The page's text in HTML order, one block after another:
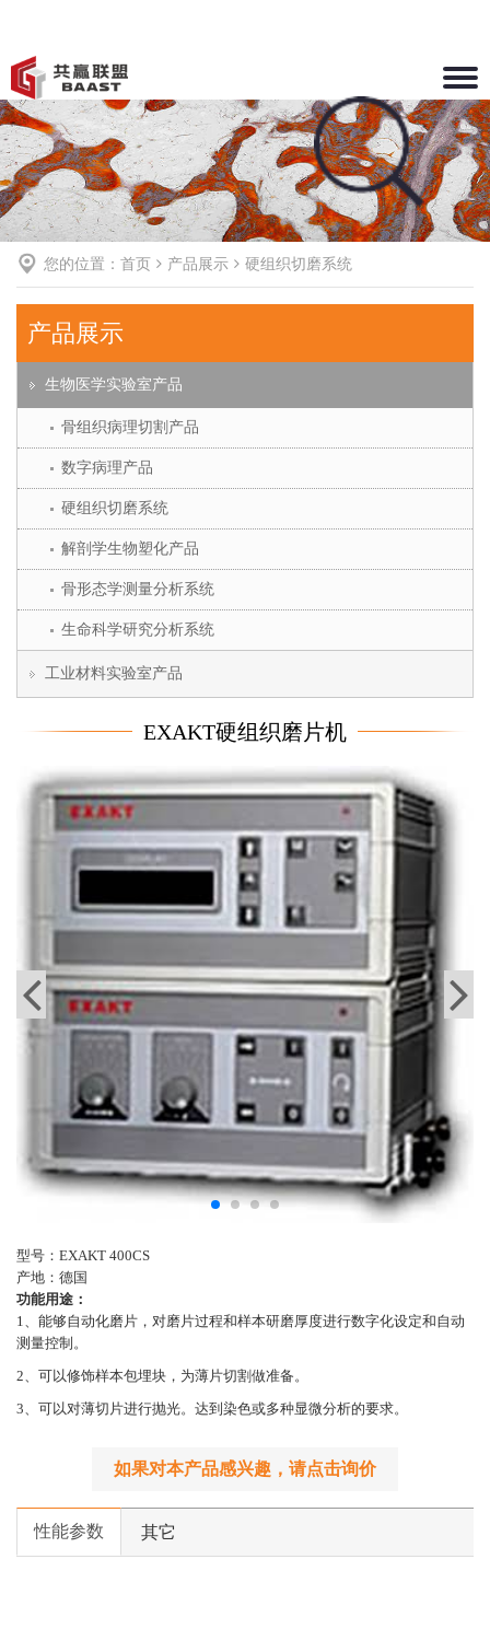
Toggle
您的位置： 首页 产品展示 硬组织切磨系统
产品展示
生物医学实验室产品
骨组织病理切割产品
数字病理产品
硬组织切磨系统
解剖学生物塑化产品
骨形态学测量分析系统
生命科学研究分析系统
工业材料实验室产品
EXAKT硬组织磨片机
型号：EXAKT 400CS
产地：德国
功能用途：
1、能够自动化磨片，对磨片过程和样本研磨厚度进行数字化设定和自动
测量控制。
2、可以修饰样本包埋块，为薄片切割做准备。
3、可以对薄切片进行抛光。达到染色或多种显微分析的要求。
如果对本产品感兴趣，请点击询价
性能参数 其它